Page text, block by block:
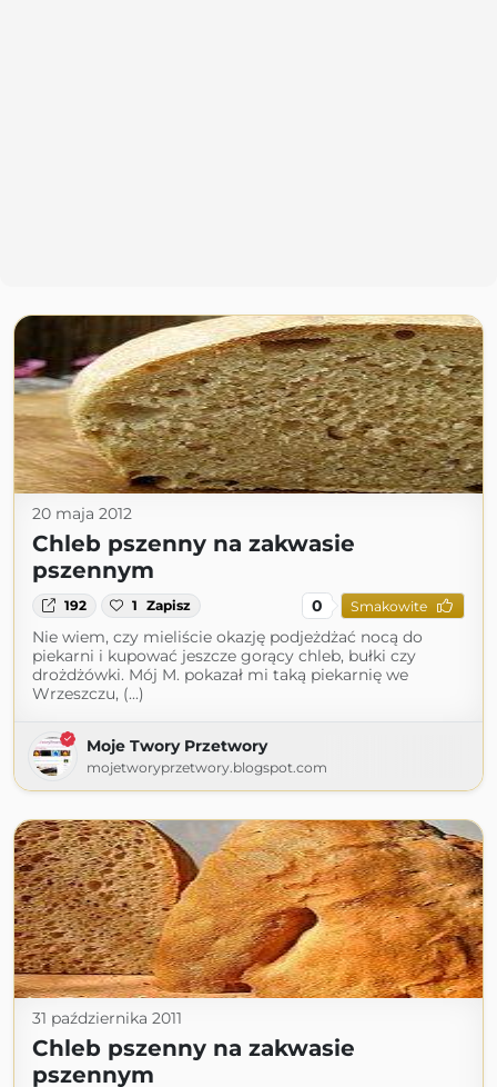
20 maja 2012
Chleb pszenny na zakwasie
pszennym
192 1 Zapisz 0 Smakowite
Nie wiem, czy mieliście okazję podjeżdżać nocą do
piekarni i kupować jeszcze gorący chleb, bułki czy
drożdżówki. Mój M. pokazał mi taką piekarnię we
Wrzeszczu, (...)
Moje Twory Przetwory
mojetworyprzetwory.blogspot.com
31 października 2011
Chleb pszenny na zakwasie
pszennym